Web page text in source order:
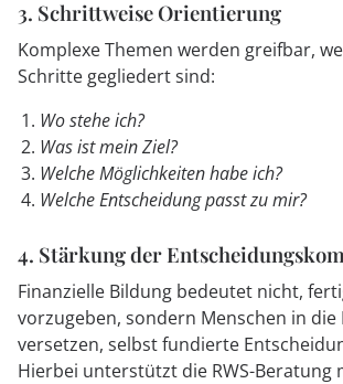
3. Schrittweise Orientierung
Komplexe Themen werden greifbar,
Schritte gegliedert sind:
Wo stehe ich?
Was ist mein Ziel?
Welche Möglichkeiten habe ich?
Welche Entscheidung passt zu mir?
4. Stärkung der
Finanzielle Bildung bedeutet nicht,
vorzugeben, sondern Menschen in die
versetzen, selbst fundierte
Hierbei unterstützt die RWS-Beratung